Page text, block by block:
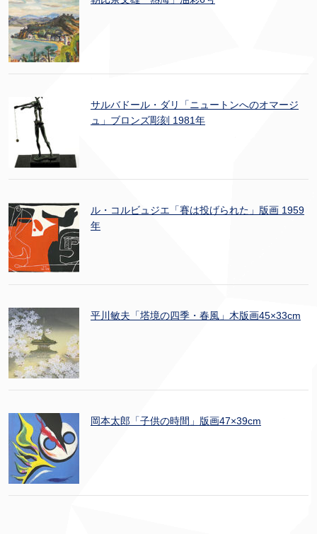
サルバドール・ダリ「ニュートンへのオマージ
ュ」ブロンズ彫刻 1981年
ル・コルビュジエ「賽は投げられた」版画 1959
年
平川敏夫「塔境の四季・春風」木版画45×33cm
岡本太郎「子供の時間」版画47×39cm